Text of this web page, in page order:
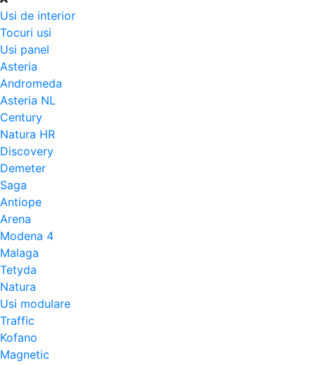
Usi de interior
Tocuri usi
Usi panel
Asteria
Andromeda
Asteria NL
Century
Natura HR
Discovery
Demeter
Saga
Antiope
Arena
Modena 4
Malaga
Tetyda
Natura
Usi modulare
Traffic
Kofano
Magnetic